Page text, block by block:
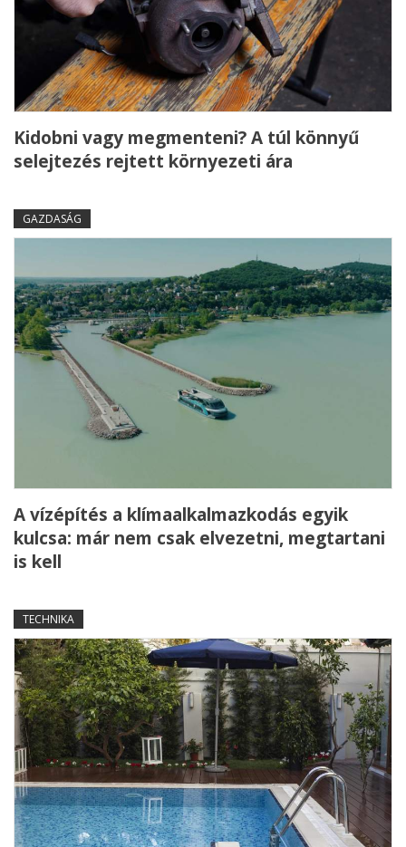
Kidobni vagy megmenteni? A túl könnyű
selejtezés rejtett környezeti ára
GAZDASÁG
A vízépítés a klímaalkalmazkodás egyik
kulcsa: már nem csak elvezetni, megtartani
is kell
TECHNIKA